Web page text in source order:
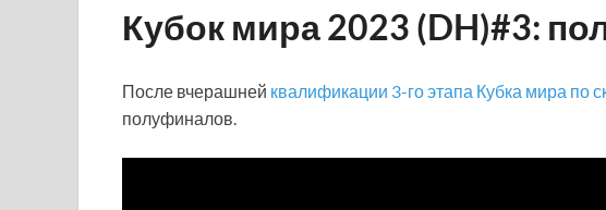
Кубок мира 2023 (DH)#3:
После вчерашней квалификации 3-го этапа Кубка мира по
полуфиналов.